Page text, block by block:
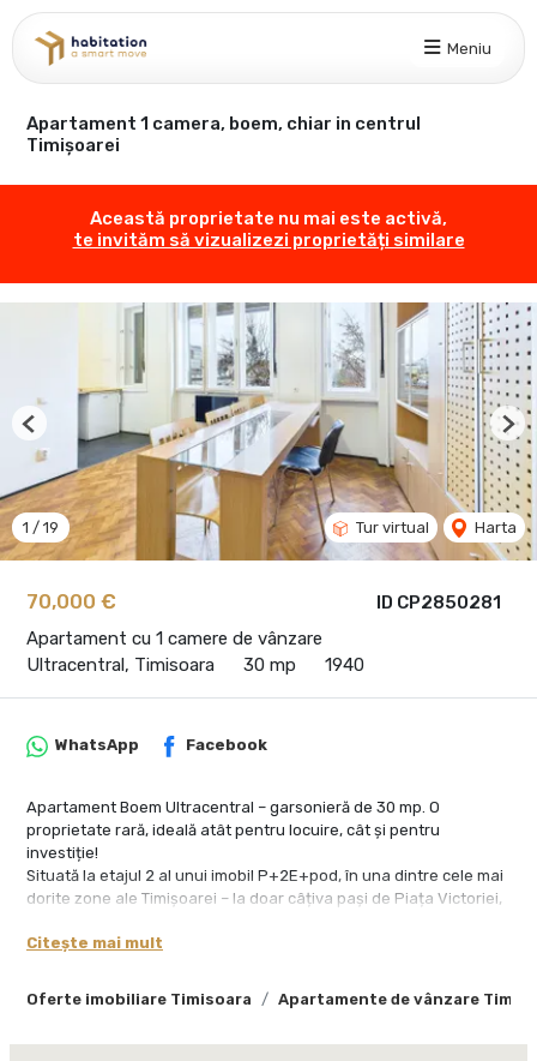
Meniu
Apartament 1 camera, boem, chiar in centrul
Timișoarei
Această proprietate nu mai este activă,
te invităm să vizualizezi proprietăți similare
ID CP2850281
70,000 €
Apartament cu 1 camere de vânzare
Ultracentral, Timisoara
30 mp 1940
1 / 19 Tur virtual Harta
Previous
Oferte imobiliare Timisoara Apartamente de vânzare
WhatsApp Facebook
Apartament Boem Ultracentral – garsonieră de 30 mp. O
proprietate rară, ideală atât pentru locuire, cât și pentru
investiție!
Situată la etajul 2 al unui imobil P+2E+pod, în una dintre cele mai
dorite zone ale Timișoarei – la doar câțiva pași de Piața Victoriei,
este compartimentată astfel:
- Chicinetă complet utilată
Citește mai mult